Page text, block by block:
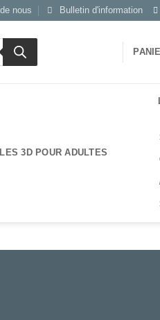
nous Bulletin d'information
3D POUR ADULTES